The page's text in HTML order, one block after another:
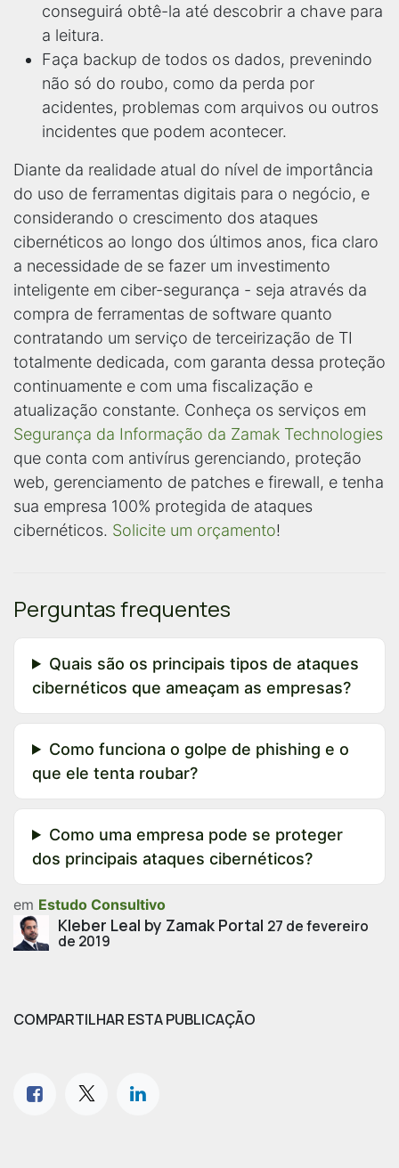
conseguirá obtê-la até descobrir a chave para
a leitura.
Faça backup de todos os dados, prevenindo
não só do roubo, como da perda por
acidentes, problemas com arquivos ou outros
incidentes que podem acontecer.
Diante da realidade atual do nível de importância
do uso de ferramentas digitais para o negócio, e
considerando o crescimento dos ataques
cibernéticos ao longo dos últimos anos, fica claro
a necessidade de se fazer um investimento
inteligente em ciber-segurança - seja através da
compra de ferramentas de software quanto
contratando um serviço de terceirização de TI
totalmente dedicada, com garanta dessa proteção
continuamente e com uma fiscalização e
atualização constante. Conheça os serviços em
Segurança da Informação da Zamak Technologies
que conta com antivírus gerenciando, proteção
web, gerenciamento de patches e firewall, e tenha
sua empresa 100% protegida de ataques
cibernéticos. Solicite um orçamento!
Perguntas frequentes
Quais são os principais tipos de ataques
cibernéticos que ameaçam as empresas?
Como funciona o golpe de phishing e o
que ele tenta roubar?
Como uma empresa pode se proteger
dos principais ataques cibernéticos?
em Estudo Consultivo
Kleber Leal by Zamak Portal 27 de fevereiro
de 2019
COMPARTILHAR ESTA PUBLICAÇÃO